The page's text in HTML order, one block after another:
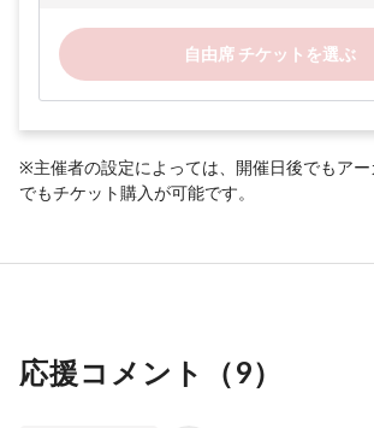
自由席 チケットを選ぶ
※主催者の設定によっては、開催日後でもア
でもチケット購入が可能です。
応援コメント（9）